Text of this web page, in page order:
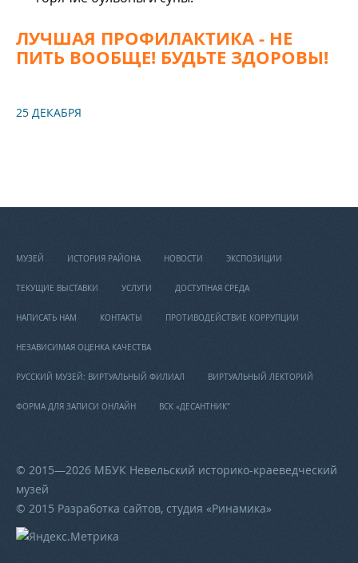
ЛУЧШАЯ ПРОФИЛАКТИКА - НЕ
ПИТЬ ВООБЩЕ! БУДЬТЕ ЗДОРОВЫ!
25 ДЕКАБРЯ
МУЗЕЙ ИСТОРИЯ РАЙОНА НОВОСТИ ЭКСПОЗИЦИИ
ТЕКУЩИЕ ВЫСТАВКИ УСЛУГИ ДОСТУПНАЯ СРЕДА
НАПИСАТЬ НАМ КОНТАКТЫ ПРОТИВОДЕЙСТВИЕ КОРРУПЦИИ
НЕЗАВИСИМАЯ ОЦЕНКА КАЧЕСТВА
РУССКИЙ МУЗЕЙ: ВИРТУАЛЬНЫЙ ФИЛИАЛ ВИРТУАЛЬНЫЙ ЛЕКТОРИЙ
ФОРМА ДЛЯ ЗАПИСИ ОНЛАЙН ВСК «ДЕСАНТНИК"
© 2015—2026 МБУК Невельский историко-краеведческий
музей
© 2015 Разработка сайтов, студия «Ринамика»